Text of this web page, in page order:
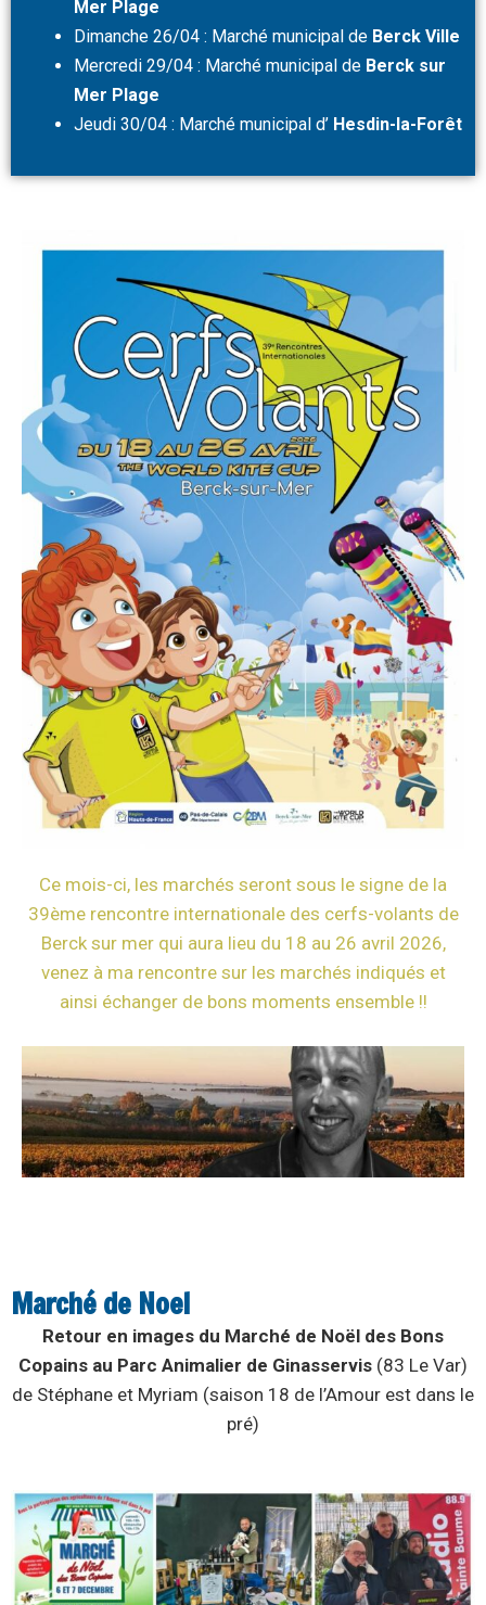
Mer Plage
Dimanche 26/04 : Marché municipal de Berck Ville
Mercredi 29/04 : Marché municipal de Berck sur
Mer Plage
Jeudi 30/04 : Marché municipal d’ Hesdin-la-Forêt
Ce mois-ci, les marchés seront sous le signe de la
39ème rencontre internationale des cerfs-volants de
Berck sur mer qui aura lieu du 18 au 26 avril 2026,
venez à ma rencontre sur les marchés indiqués et
ainsi échanger de bons moments ensemble !!
Marché de Noel
Retour en images du Marché de Noël des Bons
Copains au Parc Animalier de Ginasservis (83 Le Var)
de Stéphane et Myriam (saison 18 de l’Amour est dans le
pré)